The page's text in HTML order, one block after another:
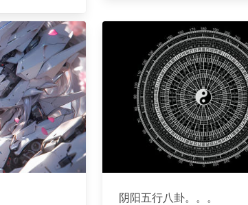
阴阳五行八卦。。。